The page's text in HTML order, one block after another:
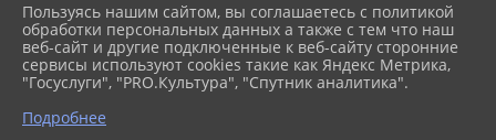
2026 г. ikmot.kulturatuapse.ru
Вход
Карта сайта
Политика обработки персональных данных
Пользуясь нашим сайтом, вы соглашаетесь с политикой
обработки персональных данных а также с тем что наш
веб-сайт и другие подключенные к веб-сайту сторонние
сервисы используют cookies такие как Яндекс Метрика,
"Госуслуги", "PRO.Культура", "Спутник аналитика".
Подробнее